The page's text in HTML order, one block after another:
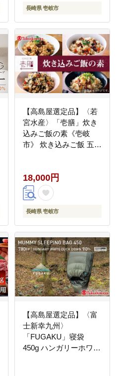
長崎県 壱岐市
【高島屋選定品】〈若
宮水産〉「壱膳」炊き
込みご飯の素《壱岐
市》 炊き込みご飯 五目
ト
18,000円
長崎県 壱岐市
【高島屋選定品】〈富
士新幸九州〉
「FUGAKU」寝袋
450g ハンガリーホワイ